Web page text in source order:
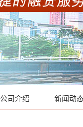
公司介绍 新闻动